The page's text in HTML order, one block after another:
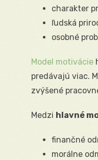
charakter
ľudská
osobné
Model motivácie
predávajú viac.
zvýšené
Medzi hlavné
finančné
morálne